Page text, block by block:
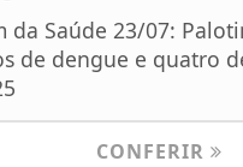
da Saúde 23/07:
de dengue e quatro
CONFERIR